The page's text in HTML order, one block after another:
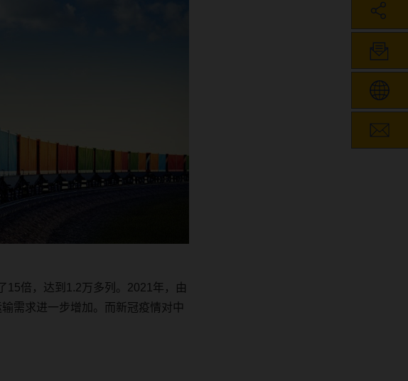
15倍， 达到 1.2万多列。 2021 年，由
需求进一步增加。而新冠疫情对中